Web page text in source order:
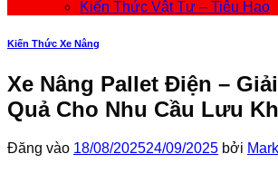
Kiến Thức Vật Tư – Tiêu Hao
Kiến Thức Xe Nâng
Xe Nâng Pallet Điện –
Quả Cho Nhu Cầu Lưu
Đăng vào 18/08/202524/09/2025 bởi